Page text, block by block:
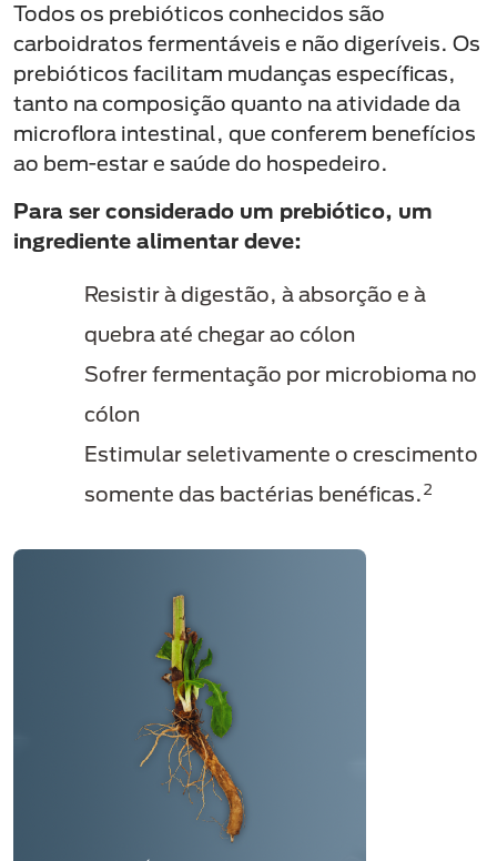
Todos os prebióticos conhecidos são
carboidratos fermentáveis e não digeríveis. Os
prebióticos facilitam mudanças específicas,
tanto na composição quanto na atividade da
microflora intestinal, que conferem benefícios
ao bem-estar e saúde do hospedeiro.
Para ser considerado um prebiótico, um
ingrediente alimentar deve:
Resistir à digestão, à absorção e à
quebra até chegar ao cólon
Sofrer fermentação por microbioma no
cólon
Estimular seletivamente o crescimento
somente das bactérias benéficas.2